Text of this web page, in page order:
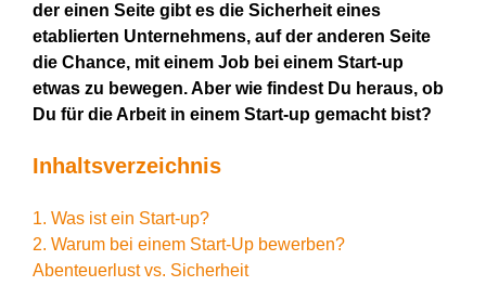
der einen Seite gibt es die Sicherheit eines
etablierten Unternehmens, auf der anderen Seite
die Chance, mit einem Job bei einem Start-up
etwas zu bewegen. Aber wie findest Du heraus, ob
Du für die Arbeit in einem Start-up gemacht bist?
Inhaltsverzeichnis
1. Was ist ein Start-up?
2. Warum bei einem Start-Up bewerben?
Abenteuerlust vs. Sicherheit